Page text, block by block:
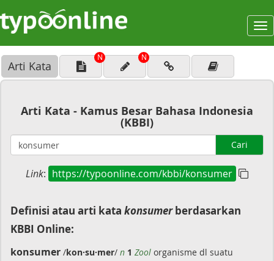
Arti Kata
N N
Arti Kata - Kamus Besar Bahasa Indonesia
(KBBI)
Cari
Link: https://typoonline.com/kbbi/konsumer
Definisi atau arti kata konsumerberdasarkan
KBBI Online:
konsumer /kon·su·mer/ n 1 Zool organisme dl suatu